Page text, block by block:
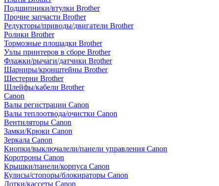
Подшипники/втулки Brother
Прочие запчасти Brother
Редукторы/приводы/двигатели Brother
Ролики Brother
Тормозные площадки Brother
Узлы принтеров в сборе Brother
Флажки/рычаги/датчики Brother
Шарниры/кронштейны Brother
Шестерни Brother
Шлейфы/кабели Brother
Canon
Валы регистрации Canon
Валы теплоотвода/очистки Canon
Вентиляторы Canon
Замки/Крюки Canon
Зеркала Canon
Кнопки/выключалели/панели управления Canon
Коротроны Canon
Крышки/панели/корпуса Canon
Кулисы/стопоры/блокираторы Canon
Лотки/кассеты Canon